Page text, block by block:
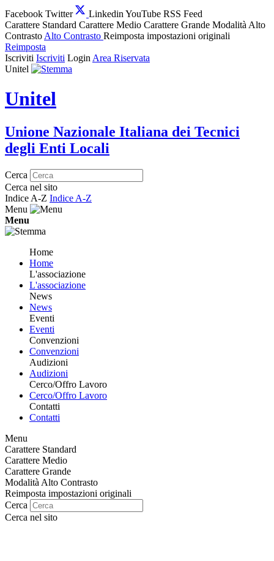
Facebook Twitter Linkedin YouTube RSS Feed
Carattere Standard Carattere Medio Carattere Grande Modalità Alto
Contrasto Alto Contrasto Reimposta impostazioni originali
Reimposta
Iscriviti Iscriviti Login Area Riservata
Unitel
Unitel
Unione Nazionale Italiana dei Tecnici
degli Enti Locali
Cerca
Cerca nel sito
Indice A-Z Indice A-Z
Menu
Menu
Home
Home
L'associazione
L'associazione
News
News
Eventi
Eventi
Convenzioni
Convenzioni
Audizioni
Audizioni
Cerco/Offro Lavoro
Cerco/Offro Lavoro
Contatti
Contatti
Menu
Carattere Standard
Carattere Medio
Carattere Grande
Modalità Alto Contrasto
Reimposta impostazioni originali
Cerca
Cerca nel sito